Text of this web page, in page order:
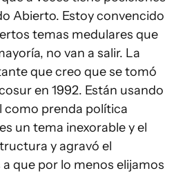
Abierto. Estoy convencido
temas medulares que
no van a salir. La
que creo que se tomó
en 1992. Están usando
como prenda política
un tema inexorable y el
y agravó el
que por lo menos elijamos